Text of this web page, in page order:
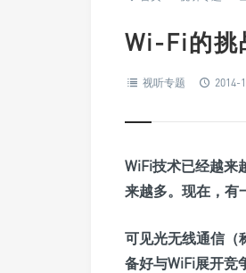
Wi-Fi的挑
视听专题 2014-
WiFi技术已经越来
来越多。现在，有
可见光无线通信
备好与WiFi展开竞